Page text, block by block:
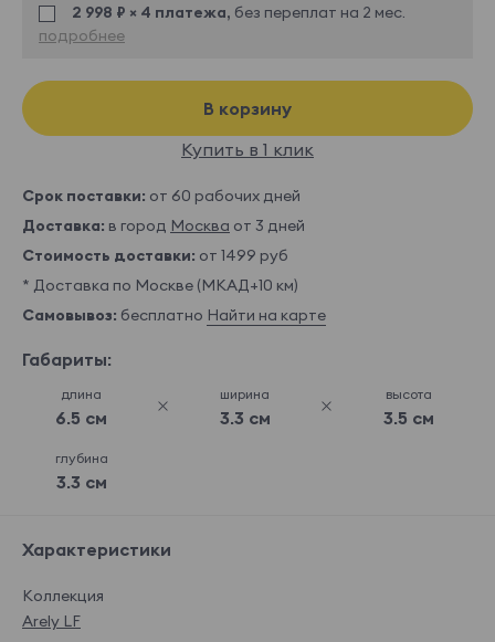
2 998 ₽ × 4 платежа, без переплат на 2 мес.
подробнее
В корзину
Купить в 1 клик
Срок поставки: от 60 рабочих дней
Доставка: в город Москва от 3 дней
Стоимость доставки: от 1499 руб
* Доставка по Москве (МКАД+10 км)
Самовывоз: бесплатно Найти на карте
Габариты:
длина
6.5 см
ширина
3.3 см
высота
3.5 см
глубина
3.3 см
Характеристики
Коллекция
Arely LF